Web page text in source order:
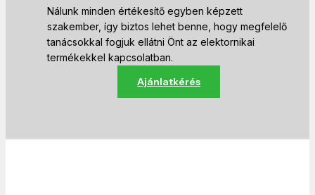
Nálunk minden értékesítő egyben képzett
szakember, így biztos lehet benne, hogy megfelelő
tanácsokkal fogjuk ellátni Önt az elektornikai
termékekkel kapcsolatban.
Ajánlatkérés